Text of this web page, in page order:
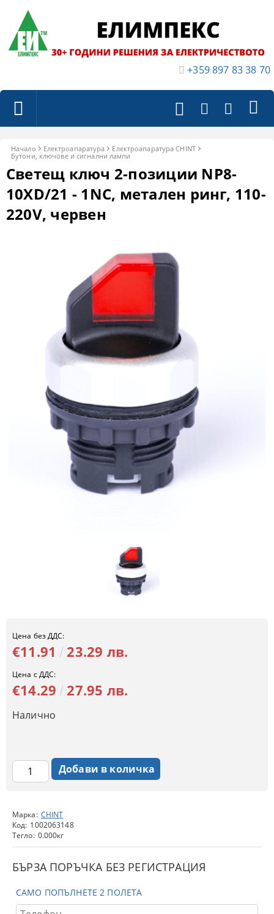
+359 897 83 38 70
Начало Електроапаратура
Eлектроапаратура CHINT
Бутони, ключове и сигнални лампи
Светещ ключ 2-позиции NP8-
10XD/21 - 1NC, метален ринг, 110-
220V, червен
Марка: CHINT
Код: 1002063148
Тегло: 0.000кг
БЪРЗА ПОРЪЧКА БЕЗ РЕГИСТРАЦИЯ
САМО ПОПЪЛНЕТЕ 2 ПОЛЕТА
Цена без ДДС:
€11.91 23.29 лв.
Цена с ДДС:
€14.29 27.95 лв.
Налично